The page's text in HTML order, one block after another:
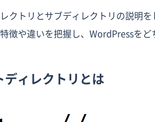
クトリとサブディレクトリの説明を
徴や違いを把握し、WordPressを
ディレクトリとは